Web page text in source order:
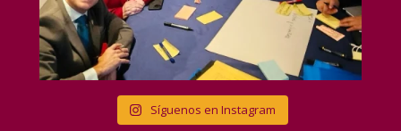
Síguenos en Instagram